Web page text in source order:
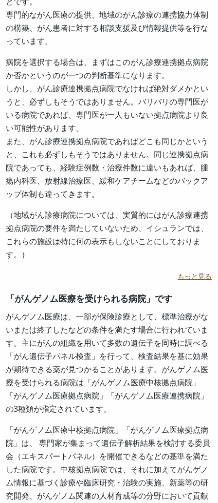
専門的ながん医療の提供、地域のがん診療の連携協力体制
の構築、がん患者に対する相談支援及び情報提供等を行な
っています。
病院を選択する場合は、まずはこのがん診療連携拠点病院
か否かというのが一つの判断基準になります。
しかし、がん診療連携拠点病院でなければ絶対ダメかとい
うと、必ずしもそうではありません。バリバリの専門医が
いる病院であれば、専門医が一人もいない拠点病院より良
い可能性があります。
また、がん診療連携拠点病院であればどこも同じかという
と、これも必ずしもそうではありません。同じ連携拠点病
院であっても、経験症例数・治療件数に違いもあれば、腫
瘍内科医、放射線治療医、緩和ケアチームなどのバックア
ップ体制も違ってきます。
（地域がん診療病院については、実質的にはがん診療連携
拠点病院の要件を満たしていないため、イシュランでは、
これらの施設は特に何の表示もしないことにしておりま
す。）
もっと見る
「がんゲノム医療を受けられる病院」です
がんゲノム医療は、一部が保険診療として、標準治療がな
いまたは終了したなどの条件を満たす場合に行われていま
す。主にがんの組織を用いて多数の遺伝子を同時に調べる
「がん遺伝子パネル検査」を行って、検査結果を基に効果
が期待できる薬が見つかることがあります。がんゲノム医
療を受けられる病院は「がんゲノム医療中核拠点病院」
「がんゲノム医療拠点病院」「がんゲノム医療連携病院」
の3種類が指定されています。
「がんゲノム医療中核拠点病院」「がんゲノム医療拠点病
院」は、 専門家が集まって遺伝子解析結果を検討する委員
会（エキスパートパネル）を開催できるなどの基準を満た
した病院です。中核拠点病院では、それに加えてがんゲノ
ム情報に基づく診療や臨床研究・治験の実施、新薬等の研
究開発、がんゲノム関連の人材育成等の分野において貢献